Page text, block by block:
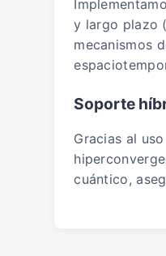
y largo plazo
mecanismos
Soporte
Gracias al
cuántico,